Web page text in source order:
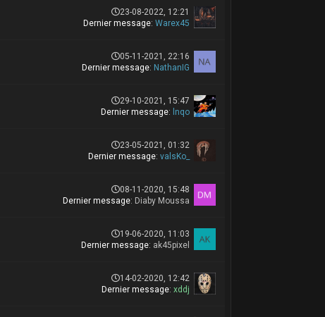
23-08-2022, 12:21
Dernier message: Warex45
05-11-2021, 22:16
Dernier message: NathanIG
29-10-2021, 15:47
Dernier message: lnqo
23-05-2021, 01:32
Dernier message: valsKo_
08-11-2020, 15:48
Dernier message: Diaby Moussa
19-06-2020, 11:03
Dernier message: ak45pixel
14-02-2020, 12:42
Dernier message: xddj